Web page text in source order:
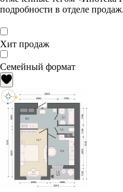
подробности в отделе продаж.
Хит продаж
Семейный формат